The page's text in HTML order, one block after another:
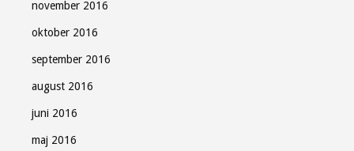
november 2016
oktober 2016
september 2016
august 2016
juni 2016
maj 2016